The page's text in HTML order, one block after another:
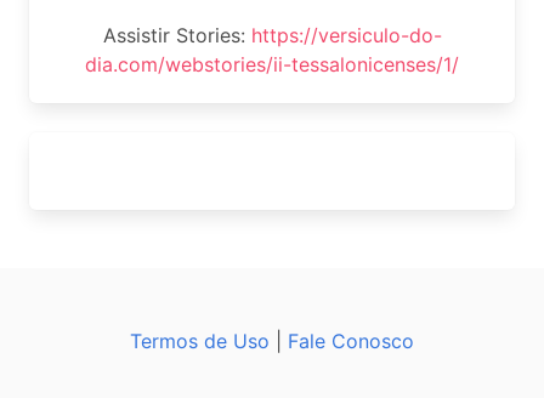
Assistir Stories: https://versiculo-do-
dia.com/webstories/ii-tessalonicenses/1/
Termos de Uso Fale Conosco